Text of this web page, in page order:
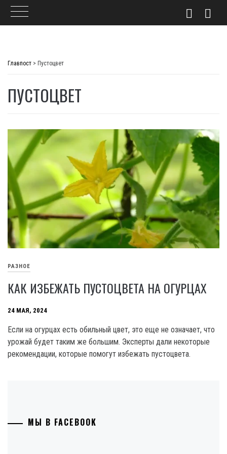
Главпост > Пустоцвет
ПУСТОЦВЕТ
РАЗНОЕ
КАК ИЗБЕЖАТЬ ПУСТОЦВЕТА НА ОГУРЦАХ
24 МАЯ, 2024
Если на огурцах есть обильный цвет, это еще не означает, что
урожай будет таким же большим. Эксперты дали некоторые
рекомендации, которые помогут избежать пустоцвета.
МЫ В FACEBOOK